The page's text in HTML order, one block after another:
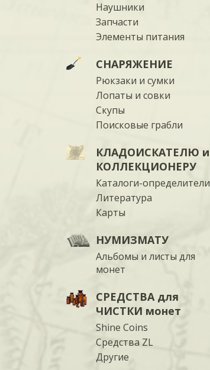
Наушники
Запчасти
Элементы питания
СНАРЯЖЕНИЕ
Рюкзаки и сумки
Лопаты и совки
Скупы
Поисковые грабли
КЛАДОИСКАТЕЛЮ и
КОЛЛЕКЦИОНЕРУ
Каталоги-определители
Литература
Карты
НУМИЗМАТУ
Альбомы и листы для
монет
СРЕДСТВА для
ЧИСТКИ монет
Shine Coins
Средства ZL
Другие